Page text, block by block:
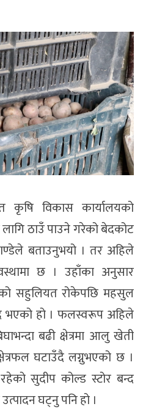
कृषि विकास कार्यालयको
लागि ठाउँ पाउने गरेको बेदकोट
बताउनुभयो । तर अहिले
छ । उहाँका अनुसार
सहुलियत रोकेपछि महसुल
भएको हो । फलस्वरूप अहिले
बढी क्षेत्रमा आलु खेती
घटाउँदै लग्नुभएको छ ।
सुदीप कोल्ड स्टोर बन्द
घट्नु पनि हो ।